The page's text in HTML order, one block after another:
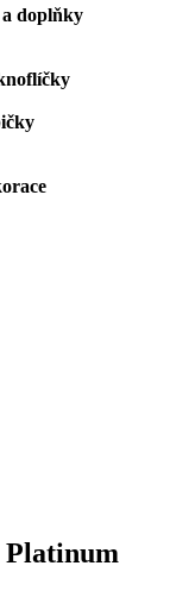
doplňky
Platinum